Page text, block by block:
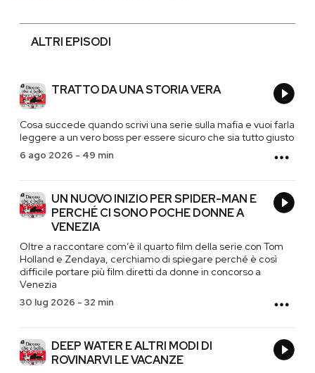
ALTRI EPISODI
TRATTO DA UNA STORIA VERA
Cosa succede quando scrivi una serie sulla mafia e vuoi farla
leggere a un vero boss per essere sicuro che sia tutto giusto
6 ago 2026 - 49 min
UN NUOVO INIZIO PER SPIDER-MAN E
PERCHÉ CI SONO POCHE DONNE A
VENEZIA
Oltre a raccontare com’è il quarto film della serie con Tom
Holland e Zendaya, cerchiamo di spiegare perché è così
difficile portare più film diretti da donne in concorso a
Venezia
30 lug 2026 - 32 min
DEEP WATER E ALTRI MODI DI
ROVINARVI LE VACANZE